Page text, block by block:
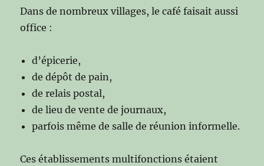
Dans de nombreux villages, le café faisait aussi
office :
d’épicerie,
de dépôt de pain,
de relais postal,
de lieu de vente de journaux,
parfois même de salle de réunion informelle.
Ces établissements multifonctions étaient